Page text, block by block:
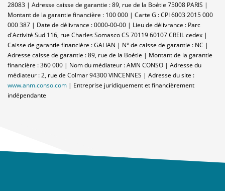
28083 | Adresse caisse de garantie : 89, rue de la Boétie 75008 PARIS |
Montant de la garantie financière : 100 000 | Carte G : CPI 6003 2015 000
000 387 | Date de délivrance : 0000-00-00 | Lieu de délivrance : Parc
d'Activité Sud 116, rue Charles Somasco CS 70119 60107 CREIL cedex |
Caisse de garantie financière : GALIAN | N° de caisse de garantie : NC |
Adresse caisse de garantie : 89, rue de la Boétie | Montant de la garantie
financière : 360 000 | Nom du médiateur : AMN CONSO | Adresse du
médiateur : 2, rue de Colmar 94300 VINCENNES | Adresse du site :
www.anm.conso.com | Entreprise juridiquement et financièrement
indépendante